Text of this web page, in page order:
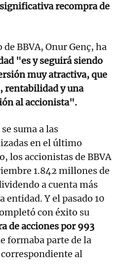
recompra de
BBVA, Onur Genç, ha
"es y seguirá siendo
muy atractiva, que
rentabilidad y una
al accionista".
suma a las
en el último
los accionistas de BBVA
1.842 millones de
a cuenta más
entidad. Y el pasado 10
con éxito su
de acciones por 993
formaba parte de la
al